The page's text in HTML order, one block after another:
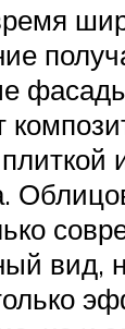
вид,